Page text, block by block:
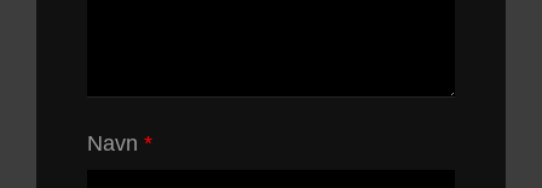
Navn *